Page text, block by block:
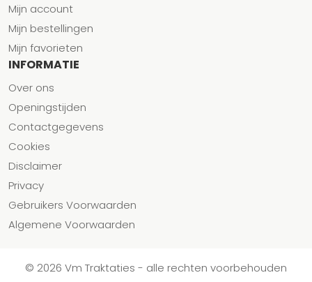
Mijn account
Mijn bestellingen
Mijn favorieten
INFORMATIE
Over ons
Openingstijden
Contactgegevens
Cookies
Disclaimer
Privacy
Gebruikers Voorwaarden
Algemene Voorwaarden
© 2026 Vm Traktaties - alle rechten voorbehouden